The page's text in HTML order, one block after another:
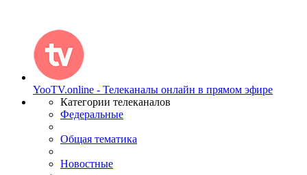
YooTV.online - Телеканалы онлайн в прямом эфире
Категории телеканалов
Федеральные
Общая тематика
Новостные